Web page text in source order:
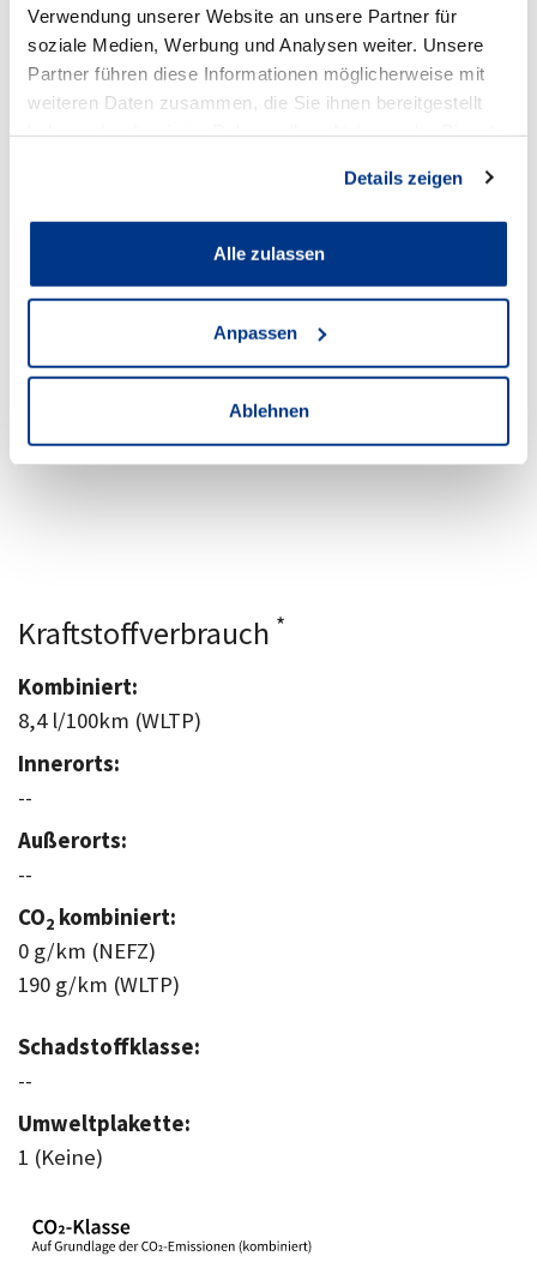
Verwendung unserer Website an unsere Partner für
soziale Medien, Werbung und Analysen weiter. Unsere
Partner führen diese Informationen möglicherweise mit
weiteren Daten zusammen, die Sie ihnen bereitgestellt
Details zeigen
Alle zulassen
Anpassen
Ablehnen
Cappenberger Straße 25 a
Kraftstoffverbrauch *
Kombiniert:
8,4 l/100km (WLTP)
Innerorts:
--
Außerorts:
--
CO2 kombiniert:
0 g/km (NEFZ)
190 g/km (WLTP)
Schadstoffklasse:
--
Umweltplakette:
1 (Keine)